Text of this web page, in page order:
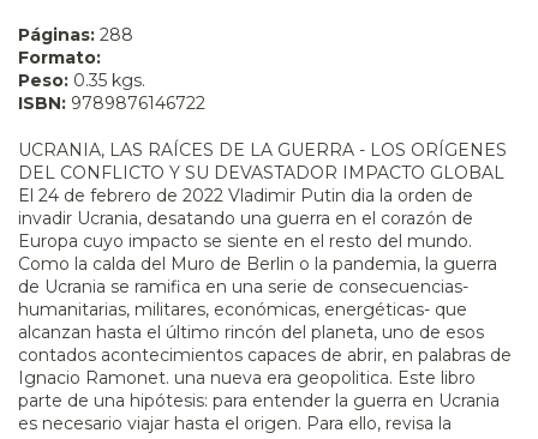
Páginas: 288
Formato:
Peso: 0.35 kgs.
ISBN: 9789876146722
UCRANIA, LAS RAÍCES DE LA GUERRA - LOS ORÍGENES
DEL CONFLICTO Y SU DEVASTADOR IMPACTO GLOBAL
El 24 de febrero de 2022 Vladimir Putin dia la orden de
invadir Ucrania, desatando una guerra en el corazón de
Europa cuyo impacto se siente en el resto del mundo.
Como la calda del Muro de Berlin o la pandemia, la guerra
de Ucrania se ramifica en una serie de consecuencias-
humanitarias, militares, económicas, energéticas- que
alcanzan hasta el último rincón del planeta, uno de esos
contados acontecimientos capaces de abrir, en palabras de
Ignacio Ramonet. una nueva era geopolitica. Este libro
parte de una hipótesis: para entender la guerra en Ucrania
es necesario viajar hasta el origen. Para ello, revisa la